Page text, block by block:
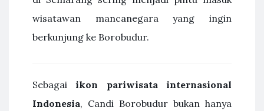
wisatawan mancanegara yang ingin
berkunjung ke Borobudur.
Sebagaiikon pariwisata internasional
Indonesia, Candi Borobudur bukan hanya